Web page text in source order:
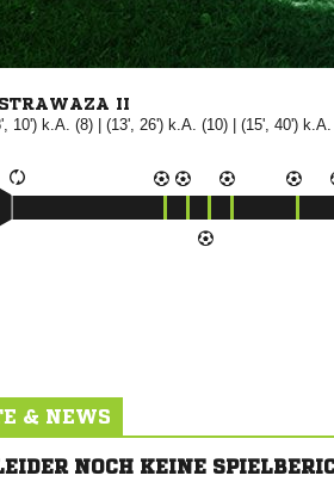
II
10') k.A. (8) | (13', 26') k.A. (10) | (15', 40')
& NEWS
NOCH KEINE